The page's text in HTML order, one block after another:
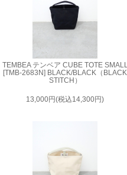
TEMBEA テンベア CUBE TOTE SMALL
[TMB-2683N] BLACK/BLACK（BLACK
STITCH）
13,000円(税込14,300円)